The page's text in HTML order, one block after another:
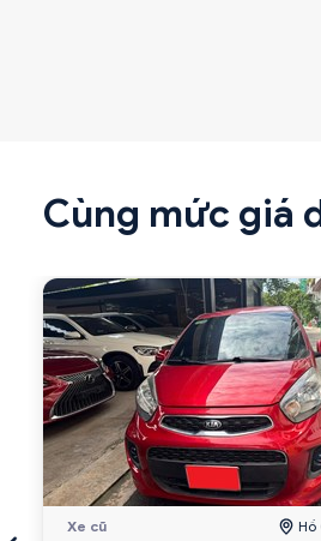
Cùng mức giá
Xe cũ Hồ